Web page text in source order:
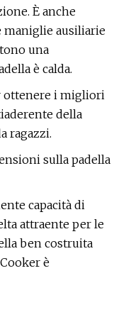
È anche
maniglie ausiliarie
una
è calda.
ottenere i migliori
della
ragazzi.
sulla padella
capacità di
attraente per le
ben costruita
è